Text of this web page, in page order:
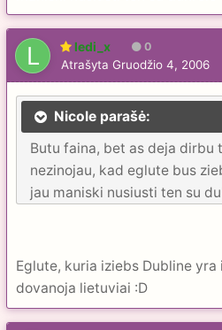
ledi_x 0
Atrašyta Gruodžio 4, 2006
Nicole parašė:
Butu faina, bet as deja dirbu
nezinojau, kad eglute bus
jau maniski nusiusti ten su
Eglute, kuria iziebs Dubline
dovanoja lietuviai :D